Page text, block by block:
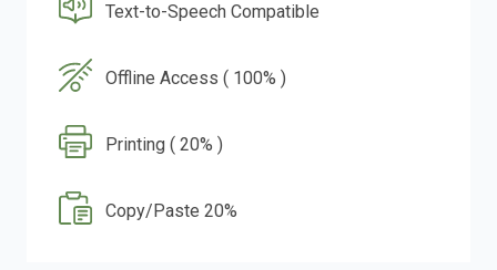
Text-to-Speech Compatible
Offline Access ( 100% )
Printing ( 20% )
Copy/Paste 20%